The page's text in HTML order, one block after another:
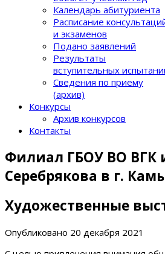
Календарь абитуриента
Расписание
и экзаменов
Подано заявлений
Результаты
вступительных
Сведения по приему
(архив)
Конкурсы
Архив конкурсов
Контакты
Филиал ГБОУ ВО ВГК
Серебрякова в г.
Художественные
Опубликовано 20 декабря 2021